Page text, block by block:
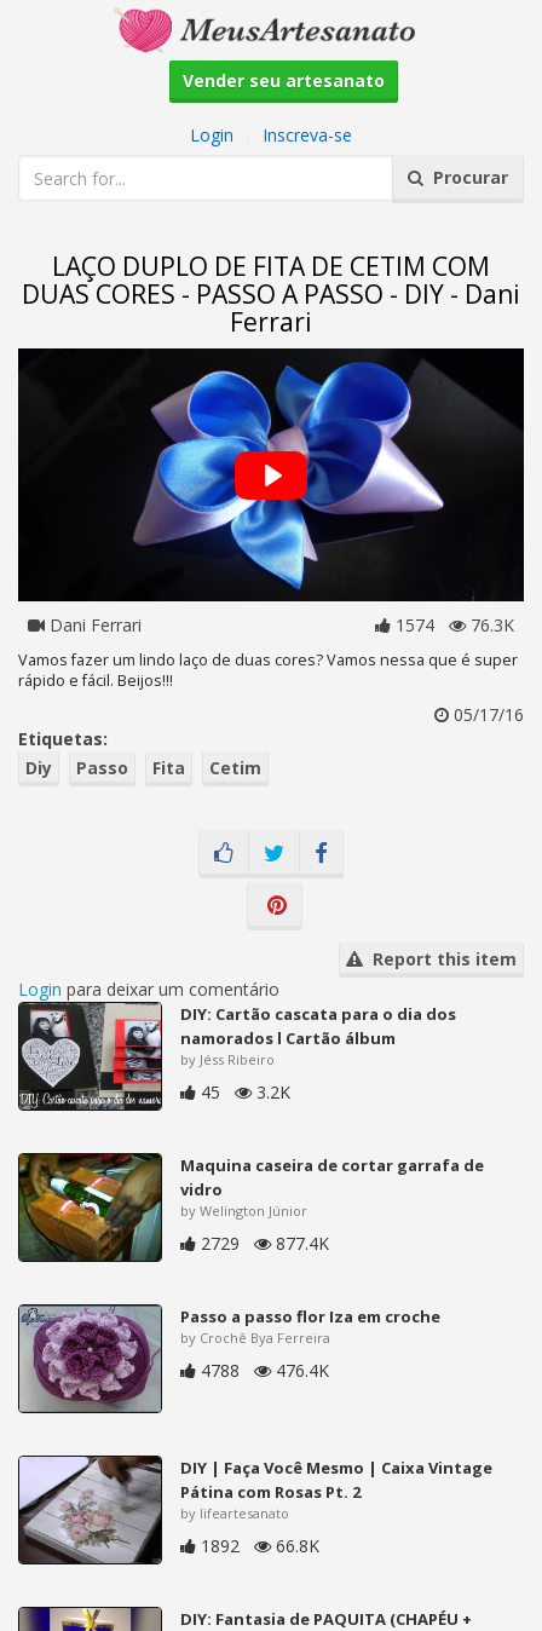
Vender seu artesanato
Login
Inscreva-se
Procurar
LAÇO DUPLO DE FITA DE CETIM COM
DUAS CORES - PASSO A PASSO - DIY - Dani
Ferrari
Dani Ferrari 1574 76.3K
Vamos fazer um lindo laço de duas cores? Vamos nessa que é super
rápido e fácil. Beijos!!!
05/17/16
Etiquetas:
Diy
Passo Fita Cetim
Report this item
Login para deixar um comentário
DIY: Cartão cascata para o dia dos
namorados l Cartão álbum
by Jéss Ribeiro
45 3.2K
Maquina caseira de cortar garrafa de
vidro
by Welington Júnior
2729 877.4K
Passo a passo flor Iza em croche
by Crochê Bya Ferreira
4788 476.4K
DIY | Faça Você Mesmo | Caixa Vintage
Pátina com Rosas Pt. 2
by lifeartesanato
1892 66.8K
DIY: Fantasia de PAQUITA (CHAPÉU +